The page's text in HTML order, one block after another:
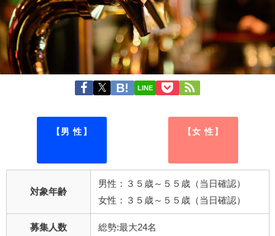
LINE
【男 性】 【女 性】
対象年齢
男性：３５歳～５５歳（当日確認）
女性：３５歳～５５歳（当日確認）
募集人数 総勢:最大24名